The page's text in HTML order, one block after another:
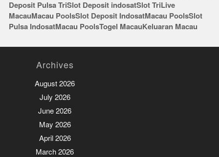
Deposit Pulsa TriSlot Deposit indosatSlot TriLive
MacauMacau PoolsSlot Deposit IndosatMacau PoolsSlot
Pulsa IndosatMacau PoolsTogel MacauKeluaran Macau
Archives
August 2026
July 2026
June 2026
May 2026
April 2026
March 2026